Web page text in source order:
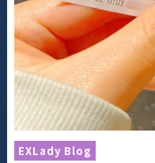
EXLady Blog